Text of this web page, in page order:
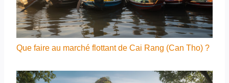
Que faire au marché flottant de Cai Rang (Can Tho) ?